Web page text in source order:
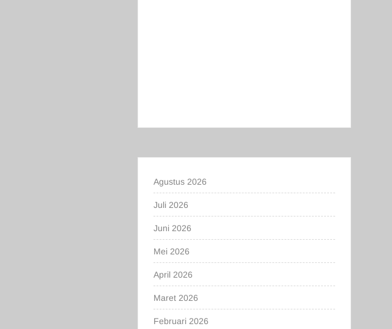
Agustus 2026
Juli 2026
Juni 2026
Mei 2026
April 2026
Maret 2026
Februari 2026